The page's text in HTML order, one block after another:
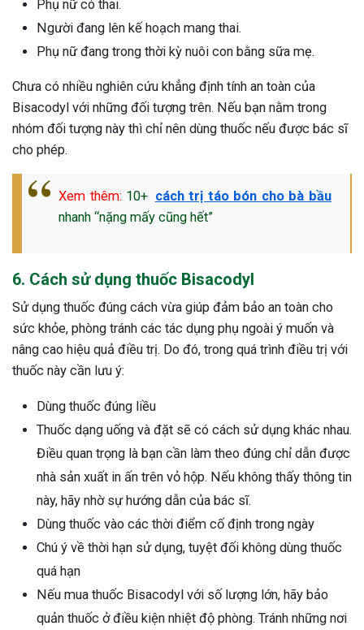
Phụ nữ có thai.
Người đang lên kế hoạch mang thai.
Phụ nữ đang trong thời kỳ nuôi con bằng sữa mẹ.
Chưa có nhiều nghiên cứu khẳng định tính an toàn của
Bisacodyl với những đối tượng trên. Nếu bạn nằm trong
nhóm đối tượng này thì chỉ nên dùng thuốc nếu được bác sĩ
cho phép.
Xem thêm: 10+ cách trị táo bón cho bà bầu
nhanh “nặng mấy cũng hết”
6. Cách sử dụng thuốc Bisacodyl
Sử dụng thuốc đúng cách vừa giúp đảm bảo an toàn cho
sức khỏe, phòng tránh các tác dụng phụ ngoài ý muốn và
nâng cao hiệu quả điều trị. Do đó, trong quá trình điều trị với
thuốc này cần lưu ý:
Dùng thuốc đúng liều
Thuốc dạng uống và đặt sẽ có cách sử dụng khác nhau.
Điều quan trọng là bạn cần làm theo đúng chỉ dẫn được
nhà sản xuất in ấn trên vỏ hộp. Nếu không thấy thông tin
này, hãy nhờ sự hướng dẫn của bác sĩ.
Dùng thuốc vào các thời điểm cố định trong ngày
Chú ý về thời hạn sử dụng, tuyệt đối không dùng thuốc
quá hạn
Nếu mua thuốc Bisacodyl với số lượng lớn, hãy bảo
quản thuốc ở điều kiện nhiệt độ phòng. Tránh những nơi